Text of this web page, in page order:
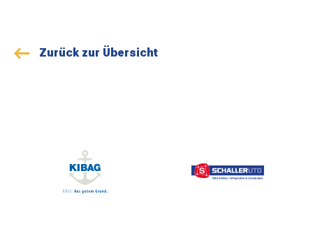
Zurück zur Übersicht